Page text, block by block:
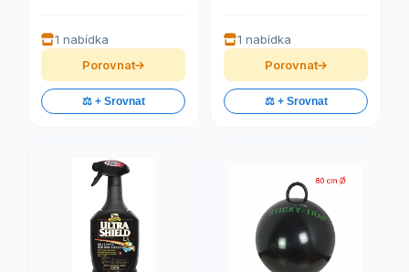
1 nabídka
Porovnat
⚖️ + Srovnat
1 nabídka
Porovnat
⚖️ + Srovnat